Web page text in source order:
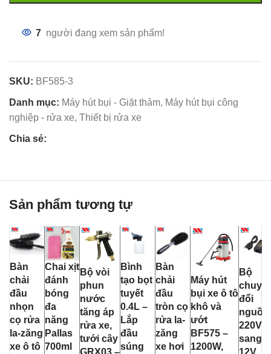
7 người đang xem sản phẩm!
SKU: BF585-3
Danh mục: Máy hút bụi - Giặt thảm, Máy hút bụi công
nghiệp - rửa xe, Thiết bị rửa xe
Chia sẻ:
Sản phẩm tương tự
Bàn
chải
đầu
nhọn
cọ rửa
la-zăng
xe ô tô
Chai xịt
đánh
bóng
đa
năng
Pallas
700ml
Bộ vòi
phun
nước
tăng áp
rửa xe,
tưới cây
GRX03 –
Bình
tạo bọt
tuyết
0.4L –
Lắp
đầu
súng
Bàn
chải
đầu
tròn cọ
rửa la-
zăng
xe hơi
Máy hút
bụi xe ô tô
khô và
ướt
BF575 –
1200W,
Bộ
đổi
nguồn
220V
sang
12V